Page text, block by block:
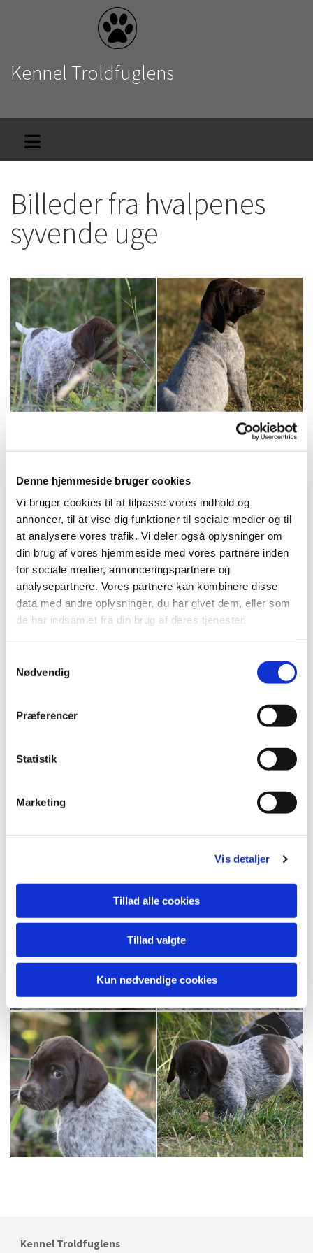
Denne hjemmeside bruger cookies
Vi bruger cookies til at tilpasse vores indhold og
annoncer, til at vise dig funktioner til sociale medier og til
at analysere vores trafik. Vi deler også oplysninger om
din brug af vores hjemmeside med vores partnere inden
for sociale medier, annonceringspartnere og
analysepartnere. Vores partnere kan kombinere disse
data med andre oplysninger, du har givet dem, eller som
de har indsamlet fra din brug af deres tjenester.
Nødvendig
Præferencer
Statistik
Marketing
Vis detaljer
Tillad alle cookies
Tillad valgte
Kun nødvendige cookies
Kennel Troldfuglens
Billeder fra hvalpenes
syvende uge
Kennel Troldfuglens